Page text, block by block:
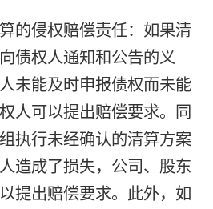
的侵权赔偿责任：如果清
债权人通知和公告的义
未能及时申报债权而未能
人可以提出赔偿要求。同
执行未经确认的清算方案
造成了损失，公司、股东
提出赔偿要求。此外，如